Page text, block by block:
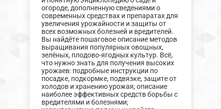
огороде, дополненную сведениями о
современных средствах и препаратах для
увеличения урожайности и защиты от
всех возможных болезней и вредителей.
Вы найдёте пошаговое описание методов
выращивания популярных овощных,
зелёных, плодово-ягодных культур. Всё,
что нужно знать для получения высоких
урожаев: подробные инструкции по
посадке, подкормке, подвязке, защите от
холодов и хранению урожая; описание
наиболее эффективных средств борьбы с
вредителями и болезнями;